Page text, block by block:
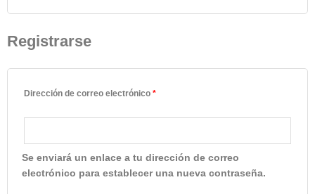
Registrarse
Dirección de correo electrónico *
Se enviará un enlace a tu dirección de correo
electrónico para establecer una nueva contraseña.